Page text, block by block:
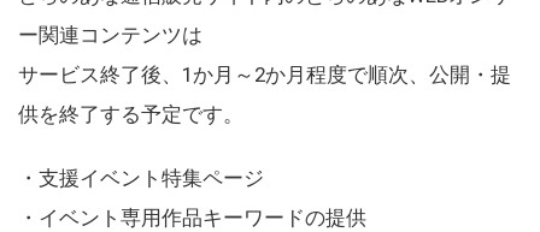
ー関連コンテンツは
サービス終了後、1か月～2か月程度で順次、公開・提
供を終了する予定です。
・支援イベント特集ページ
・イベント専用作品キーワードの提供